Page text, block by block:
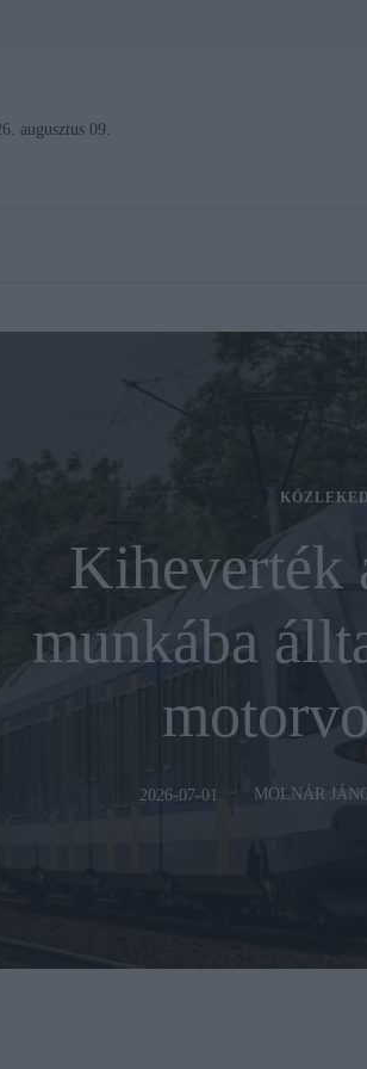
augusztus 09.
Kiheverték
munkába
2026-07-01 MOLNÁR